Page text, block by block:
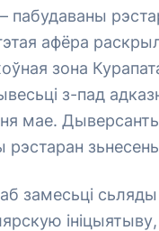
пабудаваны
афёра
зона
з-пад
ня мае.
рэстаран
замесьці